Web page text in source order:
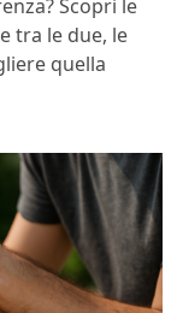
Scopri le
tra le due, le
quella